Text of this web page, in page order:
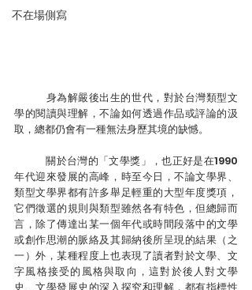
不在場側寫
學的閱讀與理解，不論如何透過作品或評論的汲
取，總都仍會有一種無法身歷其境的缺憾。
	關於台灣的「文學獎」，也正好是在1990
年代迎來發展的高峰，時至今日，不論文學界、
類型文學界都有許多舉足輕重的大型年度獎項，
它們徵選的規則與類型雖然各有特色，但總歸而
言，除了傳達出某一個年代或時間段落中的文學
或創作思潮的脈絡及其歸納後所呈現的結果（之
一）外，某種程度上也表現了讀者對於文學、文
字風格接受的風格與取向，這對於後人對文學